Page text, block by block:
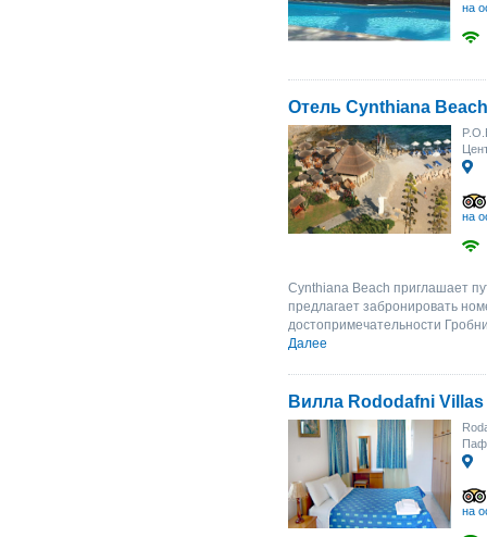
на
Отель Cynthiana Beach
на
Cynthiana Beach приглашает
предлагает забронировать
достопримечательности
Далее
Вилла Rododafni Villas
на